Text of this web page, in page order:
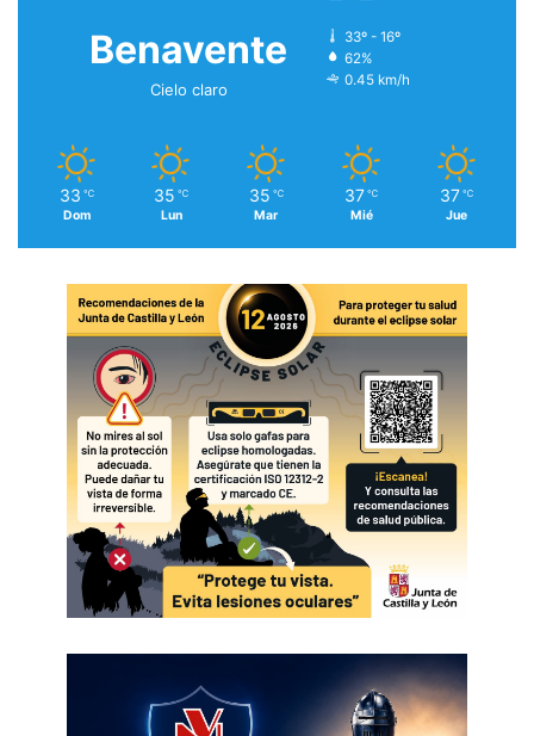
Benavente
Cielo claro
33º - 16º
62%
0.45 km/h
33 ℃
Dom
35 ℃
Lun
35 ℃
Mar
37 ℃
Mié
37 ℃
Jue